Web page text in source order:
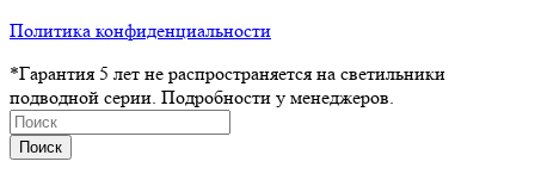
Политика конфиденциальности
*Гарантия 5 лет не распространяется на светильники
подводной серии. Подробности у менеджеров.
Поиск